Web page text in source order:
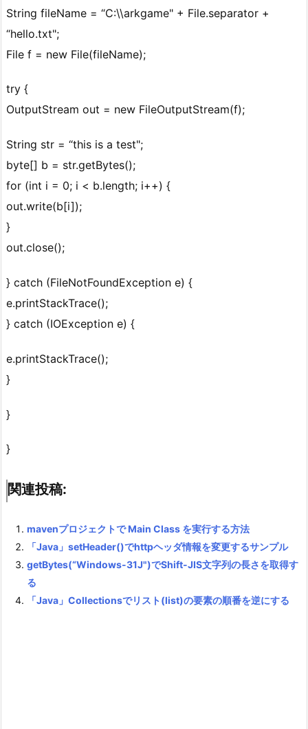
String fileName = “C:\\arkgame" + File.separator +
“hello.txt";
File f = new File(fileName);
try {
OutputStream out = new FileOutputStream(f);
String str = “this is a test";
byte[] b = str.getBytes();
for (int i = 0; i < b.length; i++) {
out.write(b[i]);
}
out.close();
} catch (FileNotFoundException e) {
e.printStackTrace();
} catch (IOException e) {
e.printStackTrace();
}
}
}
関連投稿:
mavenプロジェクトで Main Class を実行する方法
「Java」setHeader()でhttpヘッダ情報を変更するサンプル
getBytes(“Windows-31J")でShift-JIS文字列の長さを取得す
る
「Java」Collectionsでリスト(list)の要素の順番を逆にする